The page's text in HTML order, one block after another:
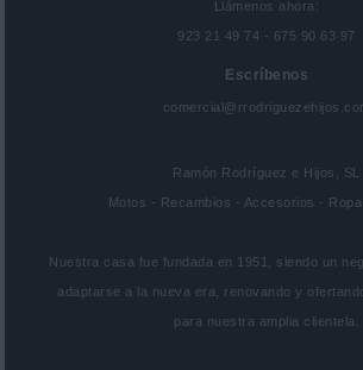
Llámenos ahora:
923 21 49 74 - 675 90 63 97
Escríbenos
Ramón Rodríguez e Hijos, SL
Motos - Recambios - Accesorios -
Nuestra casa fue fundada en 1951, siendo un
adaptarse a la nueva era, renovando y
para nuestra amplia clientela.